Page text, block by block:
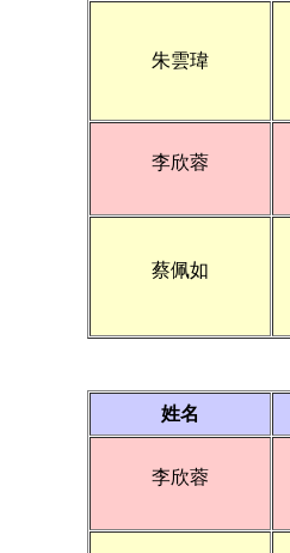
朱雲瑋
李欣蓉
蔡佩如
姓名
李欣蓉